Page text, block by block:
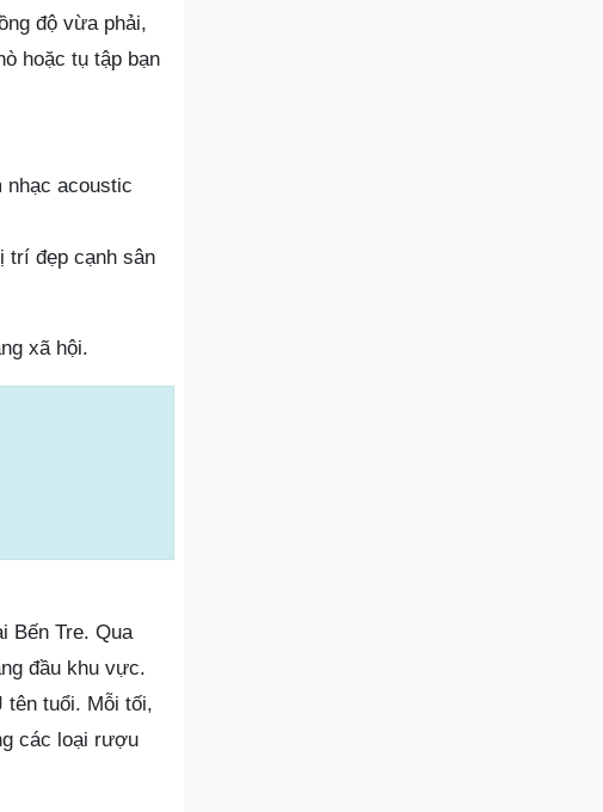
độ vừa phải,
hoặc tụ tập bạn
nhạc acoustic
trí đẹp cạnh sân
xã hội.
Bến Tre. Qua
đầu khu vực.
tên tuổi. Mỗi tối,
các loại rượu